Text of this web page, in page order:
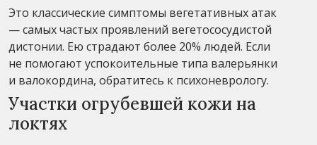
Это классические симптомы вегетативных атак
— самых частых проявлений вегетососудистой
дистонии. Ею страдают более 20% людей. Если
не помогают успокоительные типа валерьянки
и валокордина, обратитесь к психоневрологу.
Участки огрубевшей кожи на
локтях